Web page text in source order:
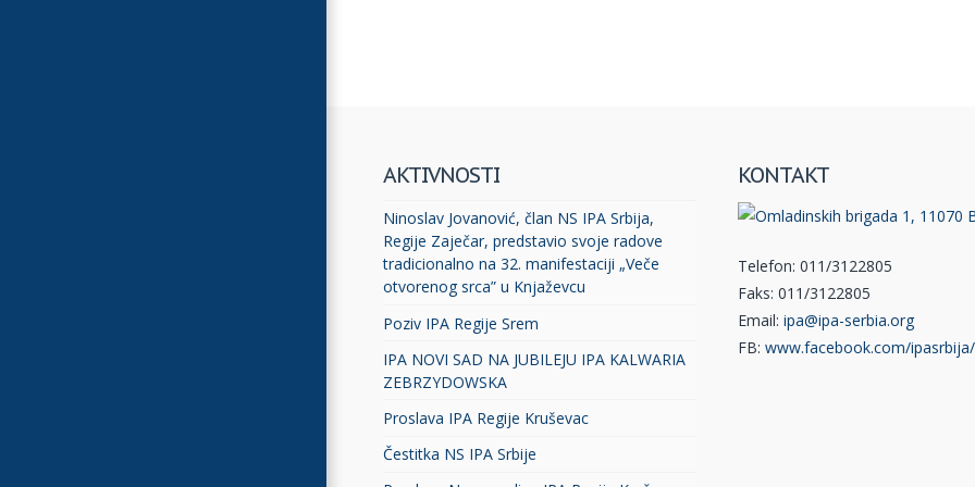
AKTIVNOSTI
Ninoslav Jovanović, član NS IPA Srbija,
Regije Zaječar, predstavio svoje radove
tradicionalno na 32. manifestaciji „Veče
otvorenog srca” u Knjaževcu
Poziv IPA Regije Srem
IPA NOVI SAD NA JUBILEJU IPA KALWARIA
ZEBRZYDOWSKA
Proslava IPA Regije Kruševac
Čestitka NS IPA Srbije
KONTAKT
Telefon: 011/3122805
Faks: 011/3122805
Email: ipa@ipa-serbia.org
FB: www.facebook.com/ipasrbija/